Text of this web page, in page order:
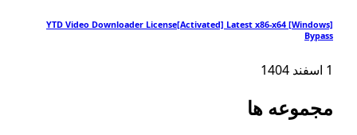
YTD Video Downloader License[Activated] Latest x86-x64 [Windows]
Bypass
مجموعه ها